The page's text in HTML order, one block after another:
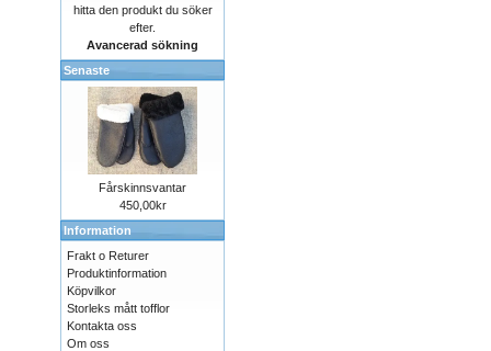
hitta den produkt du söker
efter.
Avancerad sökning
Senaste
Fårskinnsvantar
450,00kr
Information
Frakt o Returer
Produktinformation
Köpvilkor
Storleks mått tofflor
Kontakta oss
Om oss